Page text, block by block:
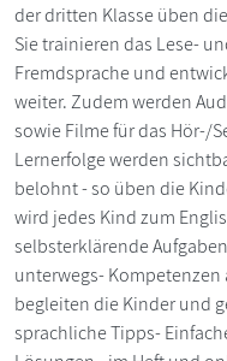
der dritten Klasse üben
Sie trainieren das Lese-
Fremdsprache und
weiter. Zudem werden
sowie Filme für das Hör-/
Lernerfolge werden
belohnt - so üben die
wird jedes Kind zum
selbsterklärende
unterwegs- Kompetenzen
begleiten die Kinder und
sprachliche Tipps-